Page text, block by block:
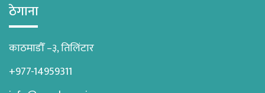
ठेगाना
काठमाडौँ –३, तिलिंटार
+977-14959311